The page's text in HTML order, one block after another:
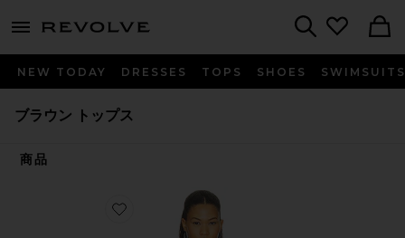
menu - shows more content
NEW TODAY DRESSES TOPS SHOES SWIMSUITS
ブラウン トップス
商品
Favorite MALITA トップ